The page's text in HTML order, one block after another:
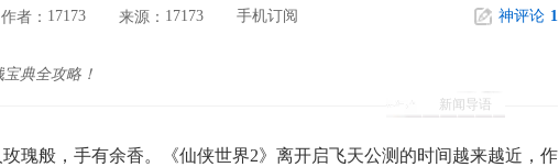
作者： 17173 来源： 17173 手机订阅 神评论 1
新闻导语
宝典全攻略！
瑰般，手有余香。《仙侠世界2》离开启飞天公测的时间越来越近，作